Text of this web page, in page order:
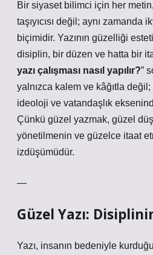
Bir siyaset bilimci için her
taşıyıcısı değil; aynı zamanda
biçimidir. Yazının güzelliği
disiplin, bir düzen ve hatta bir
yazı çalışması nasıl yapılır?”
yalnızca kalem ve kâğıtla değil;
ideoloji ve vatandaşlık
Çünkü güzel yazmak, güzel
yönetilmenin ve güzelce itaat
izdüşümüdür.
—
Güzel Yazı:
Yazı, insanın bedeniyle